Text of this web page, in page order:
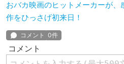
おバカ映画のヒットメーカーが
作をひっさげ初来日！